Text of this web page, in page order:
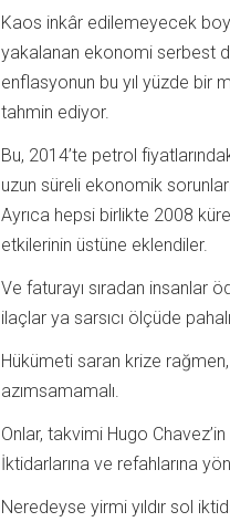
Kaos inkâr edilemeyecek
yakalanan ekonomi serbest
enflasyonun bu yıl yüzde bir
tahmin ediyor.
Bu, 2014’te petrol
uzun süreli ekonomik
Ayrıca hepsi birlikte 2008
etkilerinin üstüne eklendiler.
Ve faturayı sıradan insanlar
ilaçlar ya sarsıcı ölçüde
Hükümeti saran krize rağmen,
azımsamamalı.
Onlar, takvimi Hugo
İktidarlarına ve refahlarına
Neredeyse yirmi yıldır sol